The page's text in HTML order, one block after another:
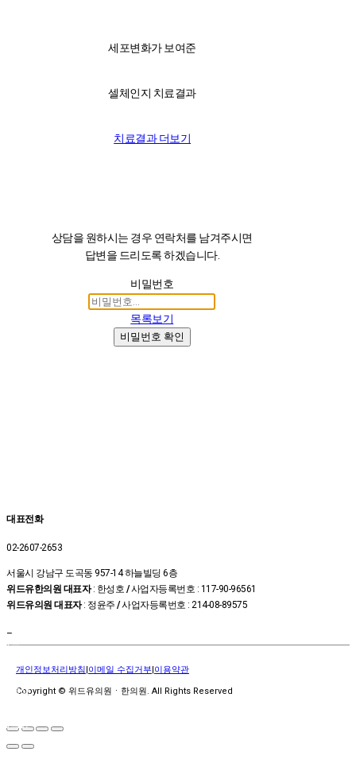
세포변화가 보여준
셀체인지 치료결과
치료결과 더보기
상담을 원하시는 경우 연락처를 남겨주시면
답변을 드리도록 하겠습니다.
비밀번호
목록보기
비밀번호 확인
대표전화
02-2607-2653
서울시 강남구 도곡동 957-14 하늘빌딩 6층
위드유한의원 대표자: 한성호 /사업자등록번호 : 117-90-96561
위드유의원 대표자: 정윤주 /사업자등록번호 : 214-08-89575
–
개인정보처리방침|이메일 수집거부|이용약관
Copyright © 위드유의원ㆍ한의원. All Rights Reserved
예약
카톡상